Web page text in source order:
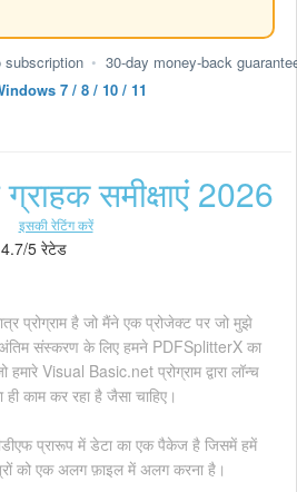
• 30-day money-back
7 / 8 / 10 / 11
समीक्षाएं 2026
इसकी रेटिंग करें
4.7/5 रेटेड
प्रोग्राम है जो मैंने एक प्रोजेक्ट पर जो मुझे
संस्करण के लिए हमने PDFSplitterX का
हमारे Visual Basic.net प्रोग्राम द्वारा लॉन्च
काम कर रहा है जैसा चाहिए।
प्रारूप में डेटा का एक पैकेज है जिसमें हमें
को एक अलग फ़ाइल में अलग करना है।